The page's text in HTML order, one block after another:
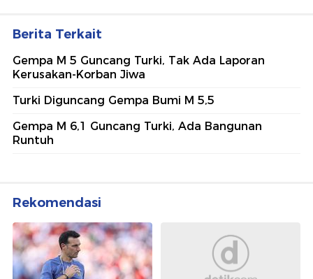
Berita Terkait
Gempa M 5 Guncang Turki, Tak Ada Laporan
Kerusakan-Korban Jiwa
Turki Diguncang Gempa Bumi M 5,5
Gempa M 6,1 Guncang Turki, Ada Bangunan
Runtuh
Rekomendasi